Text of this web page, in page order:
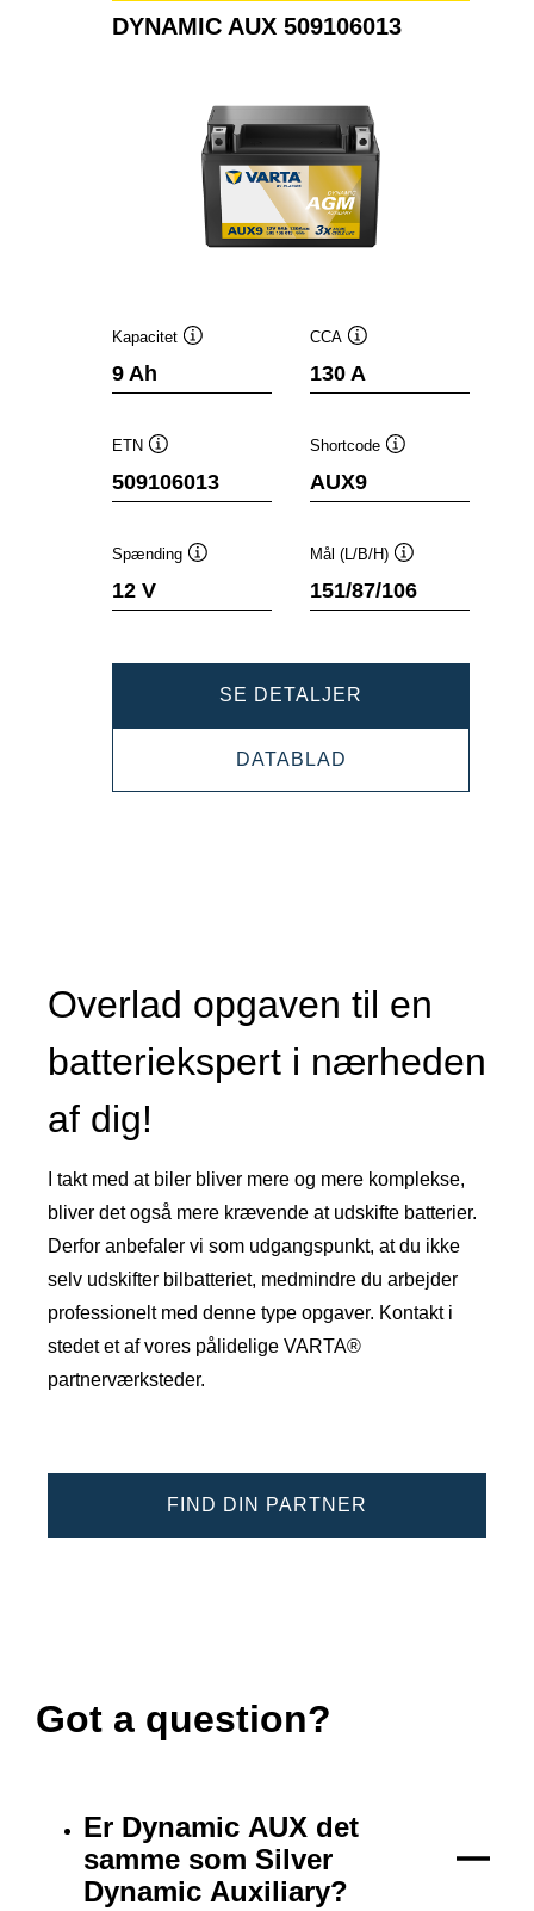
DYNAMIC AUX 509106013
Kapacitet
9 Ah
CCA
130 A
ETN
509106013
Shortcode
AUX9
Spænding
12 V
Mål (L/B/H)
151/87/106
SE DETALJER
AUX
DATABLAD
AUX
Overlad opgaven til en
batteriekspert i nærheden
af dig!
I takt med at biler bliver mere og mere komplekse,
bliver det også mere krævende at udskifte batterier.
Derfor anbefaler vi som udgangspunkt, at du ikke
selv udskifter bilbatteriet, medmindre du arbejder
professionelt med denne type opgaver. Kontakt i
stedet et af vores pålidelige VARTA®
partnerværksteder.
FIND DIN PARTNER
Got a question?
Er Dynamic AUX det
samme som Silver
Dynamic Auxiliary?